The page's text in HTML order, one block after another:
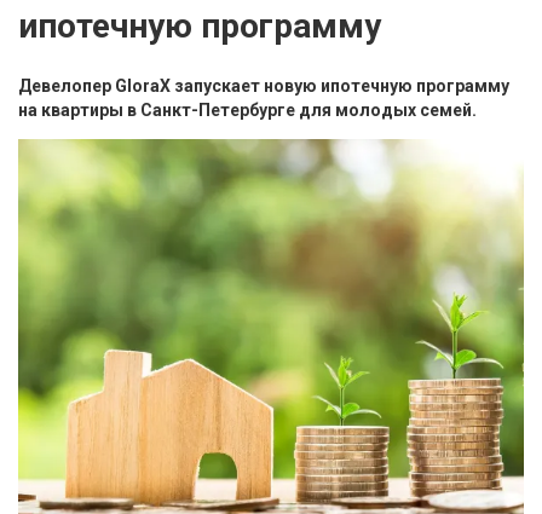
ипотечную программу
Девелопер GloraX запускает новую ипотечную программу
на квартиры в Санкт-Петербурге для молодых семей.